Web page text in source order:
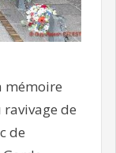
mémoire
de
de